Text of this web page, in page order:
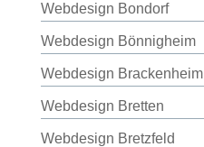
Webdesign Bondorf
Webdesign Bönnigheim
Webdesign Brackenheim
Webdesign Bretten
Webdesign Bretzfeld